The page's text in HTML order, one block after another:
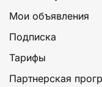
Мои объявления
Подписка
Тарифы
Партнерская